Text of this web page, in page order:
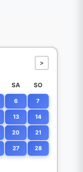
>
SA SO
6 7
13 14
20 21
27 28